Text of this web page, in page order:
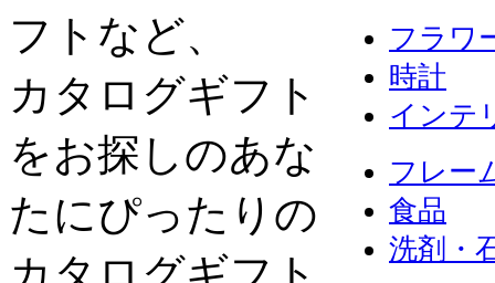
フラワ
時計
インテ
フレー
食品
洗剤・
フトなど、
カタログギフト
をお探しのあな
たにぴったりの